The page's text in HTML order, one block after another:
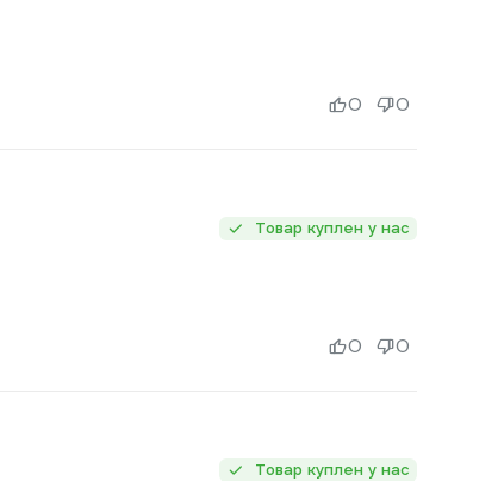
0 0
Товар куплен у нас
0 0
Товар куплен у нас